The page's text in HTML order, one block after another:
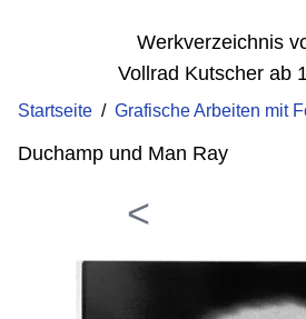
Werkverzeichnis
Vollrad Kutscher ab
Startseite / Grafische Arbeiten mit
Duchamp und Man Ray
<